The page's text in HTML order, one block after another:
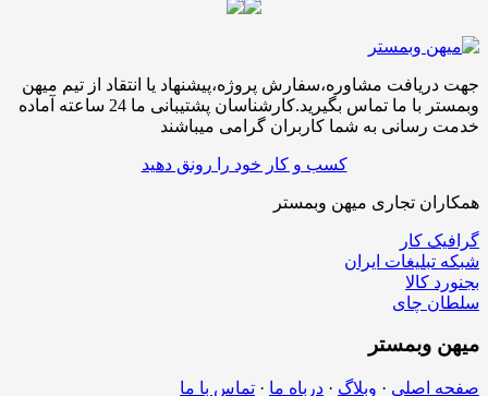
جهت دریافت مشاوره،سفارش پروژه،پیشنهاد یا انتقاد از تیم میهن
وبمستر با ما تماس بگیرید.کارشناسان پشتیبانی ما 24 ساعته آماده
خدمت رسانی به شما کاربران گرامی میباشند
کسب و کار خود را رونق دهید
همکاران تجاری میهن وبمستر
گرافیک کار
شبکه تبلیغات ایران
بجنورد کالا
سلطان چای
میهن وبمستر
صفحه اصلی · وبلاگ · درباه ما · تماس با ما